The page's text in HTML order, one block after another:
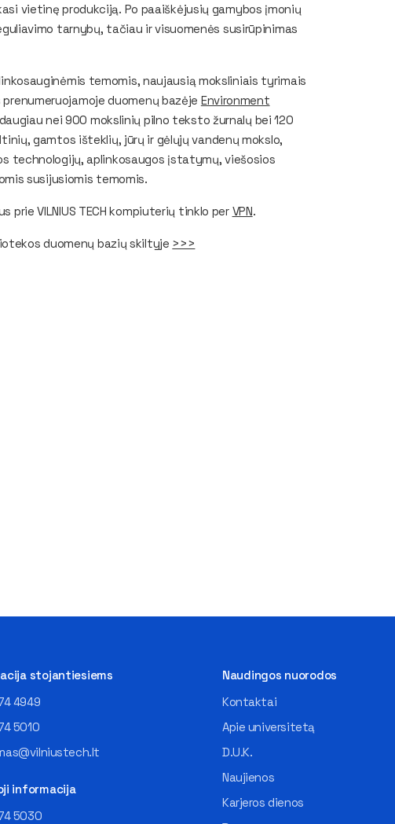
vietinę produkciją. Po paaiškėjusių gamybos įmonių
tarnybų, tačiau ir visuomenės susirūpinimas
temomis, naujausią moksliniais tyrimais
duomenų bazėje Environment
nei 900 mokslinių pilno teksto žurnalų bei 120
gamtos išteklių, jūrų ir gėlųjų vandenų mokslo,
technologijų, aplinkosaugos įstatymų, viešosios
susijusiomis temomis.
prie VILNIUS TECH kompiuterių tinklo per VPN.
duomenų bazių skiltyje >>>
stojantiesiems
4949
5010
informacija
5030
Naudingos nuorodos
Kontaktai
Apie universitetą
D.U.K.
Naujienos
Karjeros dienos